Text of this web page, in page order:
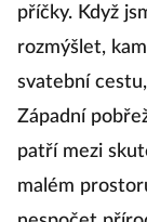
příčky. Když
rozmýšlet,
svatební
Západní
patří mezi
malém